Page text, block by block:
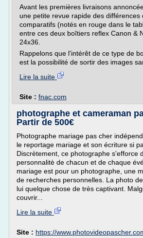
Avant les premières livraisons
une petite revue rapide des différences
comparatifs (notés en rouge dans le
entre ces deux boîtiers reflex Canon &
24x36.
Rappelons que l'intérêt de ce type de
est la possibilité de sortir des images
Lire la suite
Site : fnac.com
photographe et cameraman
Partir de 500€
Photographe mariage pas cher
le reportage mariage et son écriture si
Discrètement, ce photographe s'efforce
personnalitè de chacun et de chaque
mariage est pour un photographe, une
de recherches personnelles. La photo
lui quelque chose de très captivant.
couvrir...
Lire la suite
Site : https://